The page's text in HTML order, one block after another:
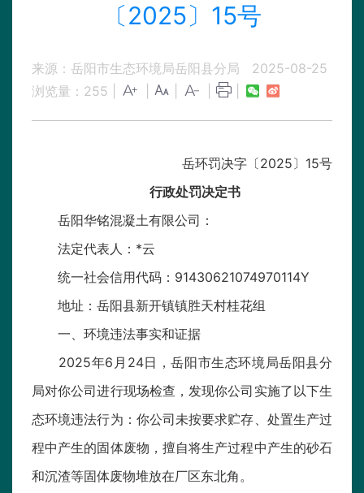
〔2025〕15号
来源：岳阳市生态环境局岳阳县分局
2025-08-25
浏览量： 255
岳环罚决字〔2025〕15号
行政处罚决定书
岳阳华铭混凝土有限公司：
法定代表人：*云
统一社会信用代码：91430621074970114Y
地址：岳阳县新开镇镇胜天村桂花组
一、环境违法事实和证据
2025年6月24日，岳阳市生态环境局岳阳县分
局对你公司进行现场检查，发现你公司实施了以下生
态环境违法行为：你公司未按要求贮存、处置生产过
程中产生的固体废物，擅自将生产过程中产生的砂石
和沉渣等固体废物堆放在厂区东北角。